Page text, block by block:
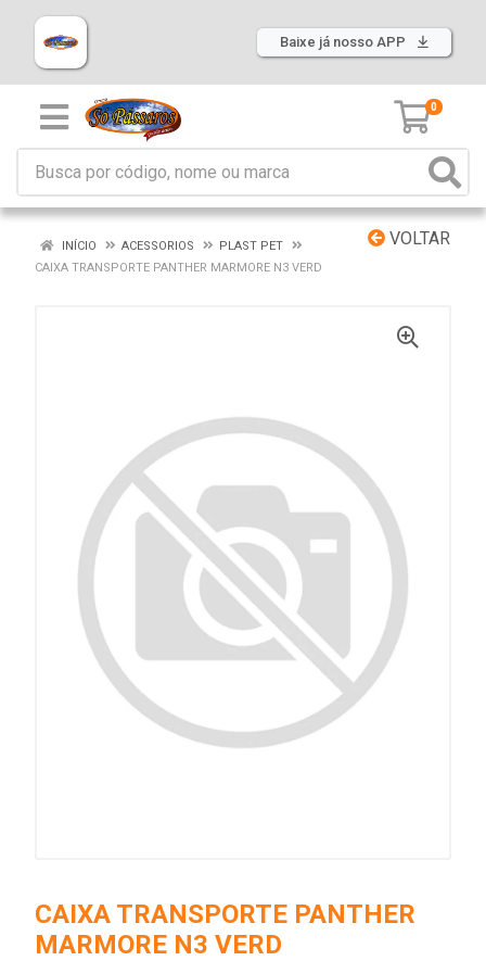
Baixe já nosso APP
0
VOLTAR
INÍCIO ACESSORIOS
PLAST PET
CAIXA TRANSPORTE PANTHER MARMORE N3 VERD
CAIXA TRANSPORTE PANTHER
MARMORE N3 VERD